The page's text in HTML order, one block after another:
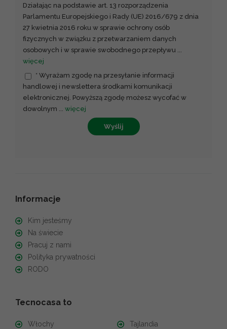
Działając na podstawie art. 13 rozporządzenia
Parlamentu Europejskiego i Rady (UE) 2016/679 z dnia
27 kwietnia 2016 roku w sprawie ochrony osób
fizycznych w związku z przetwarzaniem danych
osobowych i w sprawie swobodnego przepływu ...
więcej
* Wyrażam zgodę na przesyłanie informacji
handlowej i newslettera środkami komunikacji
elektronicznej. Powyższą zgodę możesz wycofać w
dowolnym ... więcej
Wyślij
Informacje
Kim jesteśmy
Na świecie
Pracuj z nami
Polityka prywatności
RODO
Tecnocasa to
Włochy
Tajlandia